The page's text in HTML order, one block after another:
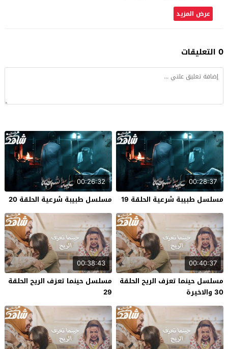
عرض المزيد
0 التعليقات
00:28:37
مسلسل طبيبة شرعية الحلقة 19
00:26:32
مسلسل طبيبة شرعية الحلقة 20
00:40:37
مسلسل حينما تعزف الريح الحلقة
30 والاخيرة
00:38:43
مسلسل حينما تعزف الريح الحلقة
29